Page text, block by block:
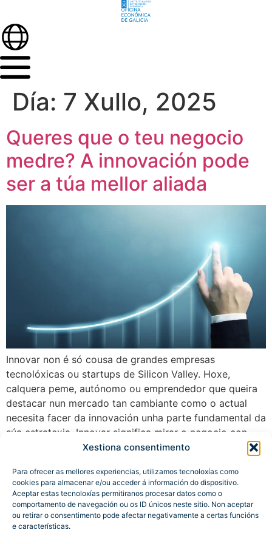
Xestiona consentimento
Para ofrecer as mellores experiencias, utilizamos tecnoloxías como
cookies para almacenar e/ou acceder á información do dispositivo.
Aceptar estas tecnoloxías permitiranos procesar datos como o
comportamento de navegación ou os ID únicos neste sitio. Non aceptar
ou retirar o consentimento pode afectar negativamente a certas funcións
e características.
Día: 7 Xullo, 2025
Queres que o teu negocio
medre? A innovación pode
ser a túa mellor aliada
Innovar non é só cousa de grandes empresas
tecnolóxicas ou startups de Silicon Valley. Hoxe,
calquera peme, autónomo ou emprendedor que queira
destacar nun mercado tan cambiante como o actual
necesita facer da innovación unha parte fundamental da
súa estratexia. Innovar significa mirar o negocio con
outros ollos, detectar oportunidades, atopar novas